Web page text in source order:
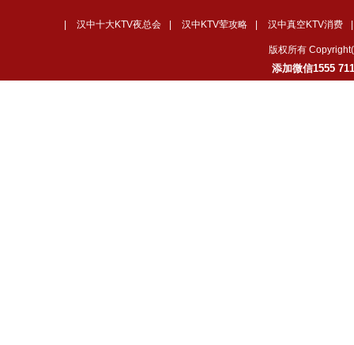
汉中十大KTV夜总会 汉中KTV荤攻略 汉中真空KTV消费
版权所有
添加微信1555